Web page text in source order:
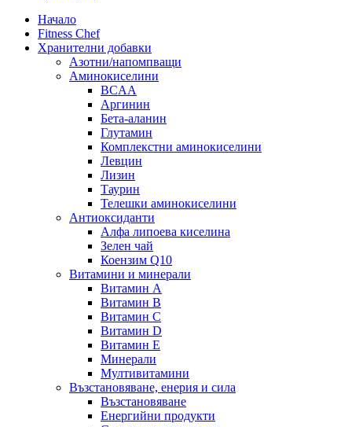
Начало
Fitness Chef
Хранителни добавки
Азотни/напомпващи
Аминокиселини
BCAA
Аргинин
Бета-аланин
Глутамин
Комплекстни аминокиселини
Левцин
Лизин
Таурин
Телешки аминокиселини
Антиоксиданти
Алфа липоева киселина
Зелен чай
Коензим Q10
Витамини и минерали
Витамин А
Витамин B
Витамин C
Витамин D
Витамин E
Минерали
Мултивитамини
Възстановяване, енерия и сила
Възстановяване
Енергийни продукти